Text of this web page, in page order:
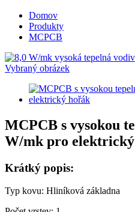
Domov
Produkty
MCPCB
MCPCB s vysokou
W/mk pro
Krátký popis:
Typ kovu: Hliníková základna